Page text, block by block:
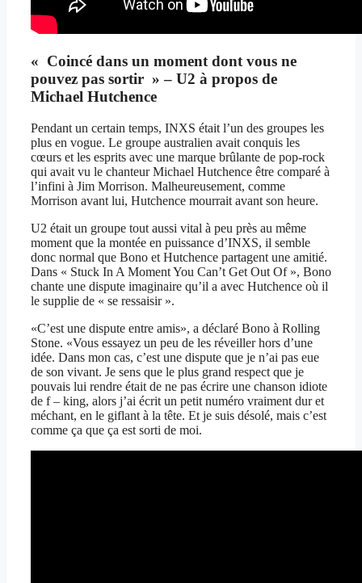
« Coincé dans un moment dont vous ne
pouvez pas sortir » – U2 à propos de
Michael Hutchence
Pendant un certain temps, INXS était l’un des groupes les
plus en vogue. Le groupe australien avait conquis les
cœurs et les esprits avec une marque brûlante de pop-rock
qui avait vu le chanteur Michael Hutchence être comparé à
l’infini à Jim Morrison. Malheureusement, comme
Morrison avant lui, Hutchence mourrait avant son heure.
U2 était un groupe tout aussi vital à peu près au même
moment que la montée en puissance d’INXS, il semble
donc normal que Bono et Hutchence partagent une amitié.
Dans « Stuck In A Moment You Can’t Get Out Of », Bono
chante une dispute imaginaire qu’il a avec Hutchence où il
le supplie de « se ressaisir ».
«C’est une dispute entre amis», a déclaré Bono à Rolling
Stone. «Vous essayez un peu de les réveiller hors d’une
idée. Dans mon cas, c’est une dispute que je n’ai pas eue
de son vivant. Je sens que le plus grand respect que je
pouvais lui rendre était de ne pas écrire une chanson idiote
de f – king, alors j’ai écrit un petit numéro vraiment dur et
méchant, en le giflant à la tête. Et je suis désolé, mais c’est
comme ça que ça est sorti de moi.